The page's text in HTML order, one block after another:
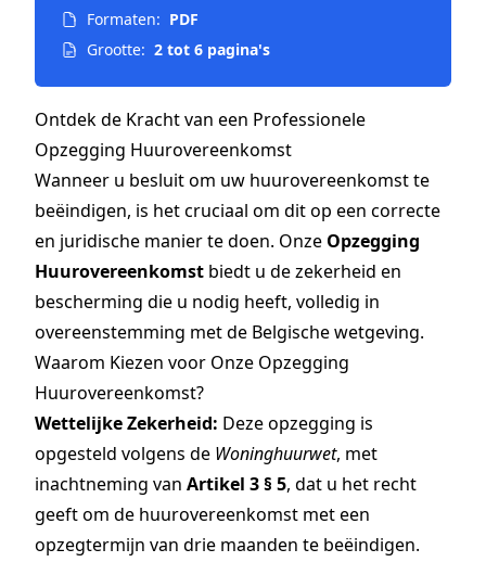
Formaten: PDF
Grootte: 2 tot 6 pagina's
Ontdek de Kracht van een Professionele
Opzegging Huurovereenkomst
Wanneer u besluit om uw huurovereenkomst te
beëindigen, is het cruciaal om dit op een correcte
en juridische manier te doen. Onze Opzegging
Huurovereenkomst biedt u de zekerheid en
bescherming die u nodig heeft, volledig in
overeenstemming met de Belgische wetgeving.
Waarom Kiezen voor Onze Opzegging
Huurovereenkomst?
Wettelijke Zekerheid: Deze opzegging is
opgesteld volgens de Woninghuurwet, met
inachtneming van Artikel 3 § 5, dat u het recht
geeft om de huurovereenkomst met een
opzegtermijn van drie maanden te beëindigen.